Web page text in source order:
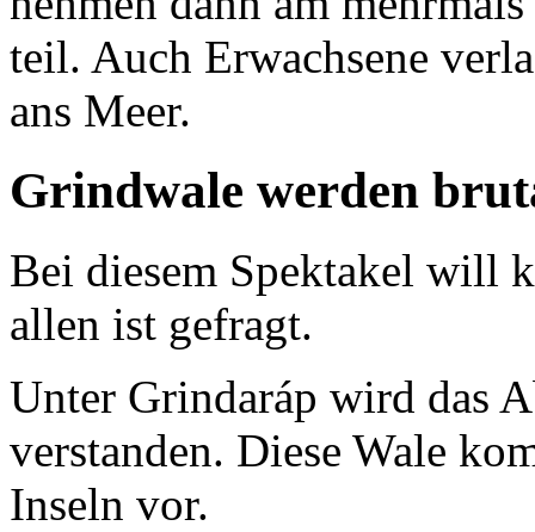
teil. Auch Erwachsene
ans Meer.
Grindwale werden
Bei diesem Spektakel will
allen ist gefragt.
Unter Grindaráp wird das
verstanden. Diese Wale
Inseln vor.